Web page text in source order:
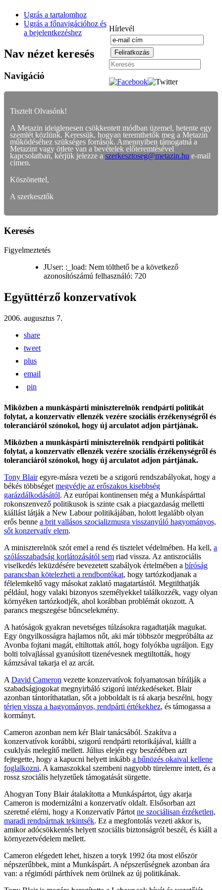
Hírlevél
Ugrás a tartalomhoz
Ugrás a főnavigációhoz és
a bejelentkezéshez
Nav nézet keresés
Navigáció
Tisztelt Olvasónk!
A Metazin ideiglenesen csökkentett módban üzemel, hetente egy
szemlét közlünk. Keressük, hogyan teremthetők meg a Metazin
működéséhez szükséges források. Amennyiben támogatná a
Metazint vagy ötlete van a bevételek előteremtésével
kapcsolatban, kérjük jelezze a szerkesztoseg@metazin.hu e-mail
címen.
Köszönettel,
A szerkesztők
Keresés
Figyelmeztetés
JUser: :_load: Nem tölthető be a következő
azonosítószámú felhasználó: 720
Együttérző konzervatívok
2006. augusztus 7.
share
tweet
plus
email
pin
Miközben a munkáspárti miniszterelnök rendpárti politikát
folytat, a konzervatív ellenzék vezére szociális érzékenységről és
toleranciáról szónokol, hogy új arculatot adjon pártjának.
Miközben a munkáspárti miniszterelnök rendpárti politikát
folytat, a konzervatív ellenzék vezére szociális érzékenységről és
toleranciáról szónokol, hogy új arculatot adjon pártjának.
Tony Blairegyre-másra vezeti be a szigorú rendszabályokat, hogy a
békés többséget megvédje az erőszakos kisebbség
garázdálkodásától. Az európai kontinensen még a Munkáspárttal
rokonszenvező politikusok is szinte csak a piacgazdaság melletti
kiállást látják a New Labour politikájában, holott legalább olyan
erős benne a brit vallásos szocializmusra visszanyúló hagyományos,
sőt konzervatív elem.
A miniszterelnök szót emel a rend és tisztelet védelmében. Ha kell, a
szólásszabadság korlátozásától sem riad vissza. Az antiszociális
viselkedés leküzdésére bevezetett szabályok értelmében a bíróság
parancsban kötelezheti a rendbontókat, hogy tartózkodjanak a
félelemkeltő vagy másokat zaklató magatartástól. Megtilthatják
például, hogy valaki bizonyos személyekkel találkozzék, vagy olyan
környéken tartózkodjék, ahol korábban problémát okozott. A
parancs megszegése bűncselekmény.
A hatóságok gyakran nevetséges túlzásokra ragadtatják magukat.
Egy öngyilkosságra hajlamos nőt, aki már többször megpróbálta az
Avonba fojtani magát, eltiltottak attól, hogy folyókba ugráljon. Egy
bolti tolvajlással gyanúsított tizenévesnek megtiltották, hogy
kámzsával takarja el az arcát.
A David Cameron vezette konzervatívok folyamatosan bírálják a
szabadságjogokat megnyirbáló szigorú intézkedéseket. Blair
azonban tántoríthatatlan, sőt a jobboldalt is rá akarja beszélni, hogy
térjen vissza a hagyományos, rendpárti értékekhez, és támogassa a
kormányt.
Cameron azonban nem kér Blair tanácsából. Szakítva a
konzervatívok korábbi, szigorú rendpárti retorikájával, kiállt a
csuklyás melegítő mellett. Július elején egy beszédében azt
fejtegette, hogy a kapucni helyett inkább a bűnözés okaival kellene
foglalkozni. A kamaszokkal szembeni nagyobb türelemre intett, és a
rossz szociális helyzetűek támogatását sürgette.
Ahogyan Tony Blair átalakította a Munkáspártot, úgy akarja
Cameron is modernizálni a konzervatív oldalt. Elsősorban azt
szeretné elérni, hogy a Konzervatív Pártot ne szociálisan érzéketlen,
maradi rendpártnak tekintsék. Ez a megfontolás vezeti akkor is,
amikor adócsökkentés helyett szociális biztonságról beszél, és kiáll a
környezetvédelem mellett.
Cameron elégedett lehet, hiszen a toryk 1992 óta most először
népszerűbbek, mint a Munkáspárt. A népszerűségnek azonban ára
van: a régimódi párthívek nem örülnek az új politikának.